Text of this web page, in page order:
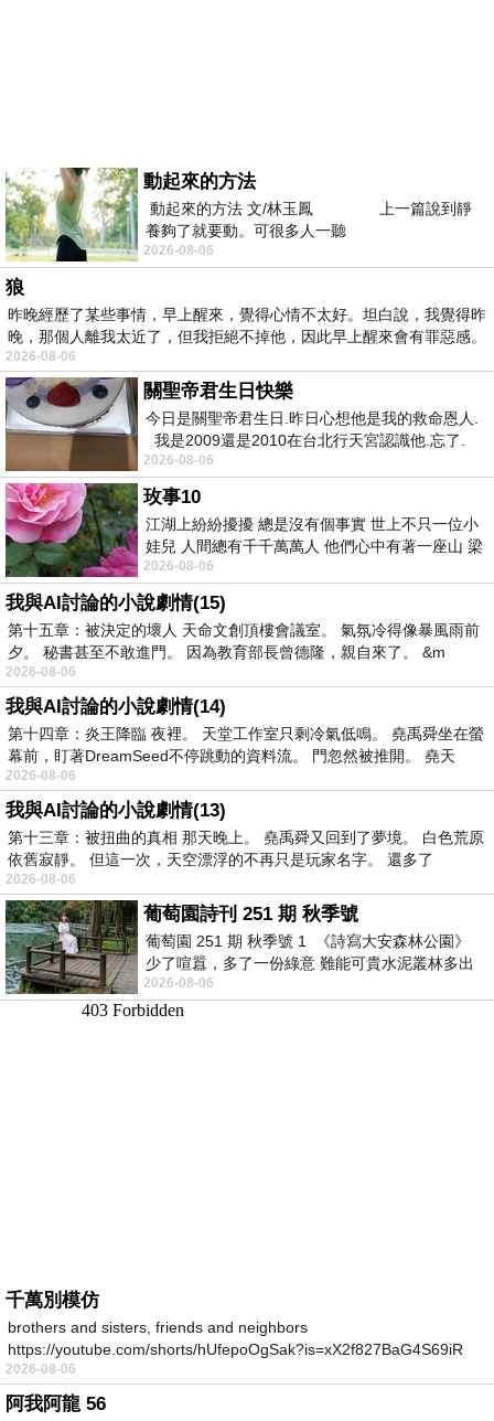
動起來的方法
動起來的方法 文/林玉鳳 上一篇說到靜
養夠了就要動。可很多人一聽
2026-08-06
狼
昨晚經歷了某些事情，早上醒來，覺得心情不太好。坦白說，我覺得昨
晚，那個人離我太近了，但我拒絕不掉他，因此早上醒來會有罪惡感。
2026-08-06
關聖帝君生日快樂
今日是關聖帝君生日.昨日心想他是我的救命恩人.
我是2009還是2010在台北行天宮認識他.忘了.
一個奇摩交友的網友學
2026-08-06
玫事10
江湖上紛紛擾擾 總是沒有個事實 世上不只一位小
娃兒 人間總有千千萬萬人 他們心中有著一座山 梁
山佛山泰華衡恆嵩 一山之高
2026-08-06
我與AI討論的小說劇情(15)
第十五章：被決定的壞人 天命文創頂樓會議室。 氣氛冷得像暴風雨前
夕。 秘書甚至不敢進門。 因為教育部長曾德隆，親自來了。 &m
2026-08-06
我與AI討論的小說劇情(14)
第十四章：炎王降臨 夜裡。 天堂工作室只剩冷氣低鳴。 堯禹舜坐在螢
幕前，盯著DreamSeed不停跳動的資料流。 門忽然被推開。 堯天
2026-08-06
我與AI討論的小說劇情(13)
第十三章：被扭曲的真相 那天晚上。 堯禹舜又回到了夢境。 白色荒原
依舊寂靜。 但這一次，天空漂浮的不再只是玩家名字。 還多了
2026-08-06
葡萄園詩刊 251 期 秋季號
葡萄園 251 期 秋季號 1 《詩寫大安森林公園》
少了喧囂，多了一份綠意 難能可貴水泥叢林多出
一
2026-08-06
千萬別模仿
brothers and sisters, friends and neighbors
https://youtube.com/shorts/hUfepoOgSak?is=xX2f827BaG4S69iR
https
2026-08-06
阿我阿龍 56